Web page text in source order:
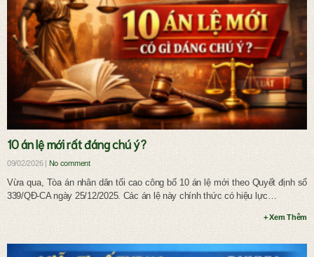
Ly hôn và chia tài sản chung
10 án lệ mới rất đáng chú ý?
09/02/2026 | No comment
Vừa qua, Tòa án nhân dân tối cao công bố 10 án lệ mới theo Quyết định số
339/QĐ-CA ngày 25/12/2025. Các án lệ này chính thức có hiệu lực…
+ Xem Thêm